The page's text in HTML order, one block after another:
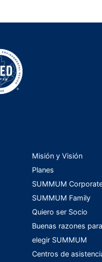
Misión y Visión
Planes
SUMMUM
SUMMUM Family
Quiero ser Socio
Buenas razones para
elegir SUMMUM
Centros de